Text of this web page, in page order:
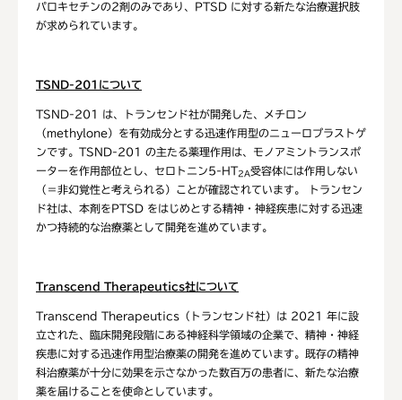
パロキセチンの2剤のみであり、PTSD に対する新たな治療選択肢
が求められています。
TSND-201 について
TSND-201 は、トランセンド社が開発した、メチロン
（methylone）を有効成分とする迅速作用型のニューロプラストゲ
ンです。TSND-201 の主たる薬理作用は、モノアミントランスポ
ーターを作用部位とし、セロトニン5-HT2A受容体には作用しない
（＝非幻覚性と考えられる）ことが確認されています。 トランセン
ド社は、本剤をPTSD をはじめとする精神・神経疾患に対する迅速
かつ持続的な治療薬として開発を進めています。
Transcend Therapeutics社について
Transcend Therapeutics（トランセンド社）は 2021 年に設
立された、臨床開発段階にある神経科学領域の企業で、精神・神経
疾患に対する迅速作用型治療薬の開発を進めています。既存の精神
科治療薬が十分に効果を示さなかった数百万の患者に、新たな治療
薬を届けることを使命としています。